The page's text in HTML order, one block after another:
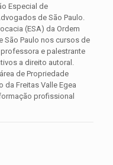
Especial de
de São Paulo.
(ESA) da Ordem
Paulo nos cursos de
e palestrante
a direito autoral.
de Propriedade
da Freitas Valle Egea
profissional